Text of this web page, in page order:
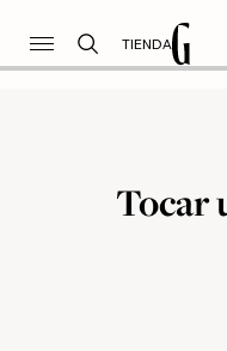
TIENDA
Tocar